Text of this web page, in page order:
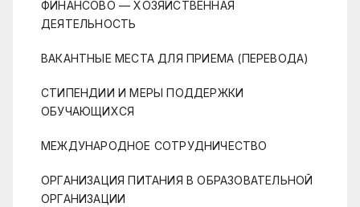
ФИНАНСОВО — ХОЗЯЙСТВЕННАЯ
ДЕЯТЕЛЬНОСТЬ
ВАКАНТНЫЕ МЕСТА ДЛЯ ПРИЕМА (ПЕРЕВОДА)
СТИПЕНДИИ И МЕРЫ ПОДДЕРЖКИ
ОБУЧАЮЩИХСЯ
МЕЖДУНАРОДНОЕ СОТРУДНИЧЕСТВО
ОРГАНИЗАЦИЯ ПИТАНИЯ В ОБРАЗОВАТЕЛЬНОЙ
ОРГАНИЗАЦИИ